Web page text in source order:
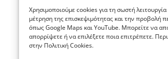
Χρησιμοποιούμε cookies για τη σωστή
μέτρηση της επισκεψιμότητας και την προβολή
όπως Google Maps και YouTube. Μπορείτε να
απορρίψετε ή να επιλέξετε ποια επιτρέπετε.
στην Πολιτική Cookies.
Μαρμελάδα Καρότο